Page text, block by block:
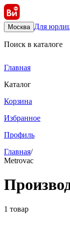
Москва Для
Поиск в каталоге
Главная
Каталог
Корзина
Избранное
Профиль
Главная/
Metrovac
1 товар